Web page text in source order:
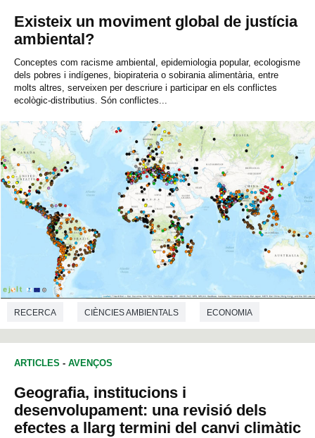
Existeix un moviment global de justícia
ambiental?
Conceptes com racisme ambiental, epidemiologia popular, ecologisme
dels pobres i indígenes, biopirateria o sobirania alimentària, entre
molts altres, serveixen per descriure i participar en els conflictes
ecològic-distributius. Són conflictes...
RECERCA CIÈNCIES AMBIENTALS ECONOMIA
ARTICLES - AVENÇOS
Geografia, institucions i
desenvolupament: una revisió dels
efectes a llarg termini del canvi climàtic